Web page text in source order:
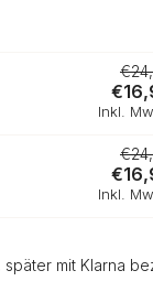
Inkl.
Inkl.
mit Klarna